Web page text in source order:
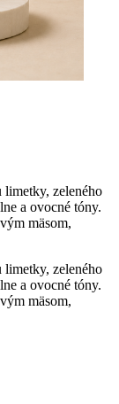
zeleného
a ovocné tóny.
mäsom,
zeleného
a ovocné tóny.
mäsom,